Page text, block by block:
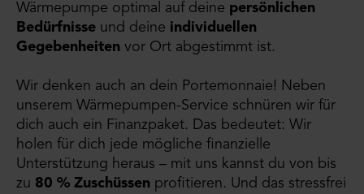
Wärmepumpe optimal auf deine persönlichen
Bedürfnisse und deine individuellen
Gegebenheiten vor Ort abgestimmt ist.
Wir denken auch an dein Portemonnaie! Neben
unserem Wärmepumpen-Service schnüren wir für
dich auch ein Finanzpaket. Das bedeutet: Wir
holen für dich jede mögliche finanzielle
Unterstützung heraus – mit uns kannst du von bis
zu 80 % Zuschüssen profitieren. Und das stressfrei